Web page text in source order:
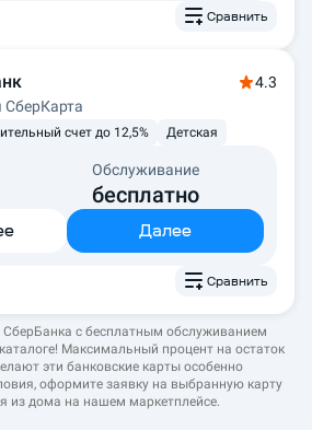
Сравнить
4.3
СберКарта
счет до 12,5% Детская
Обслуживание
бесплатно
Далее
Сравнить
с бесплатным обслуживанием
Максимальный процент на остаток
эти банковские карты особенно
оформите заявку на выбранную карту
из дома на нашем маркетплейсе.